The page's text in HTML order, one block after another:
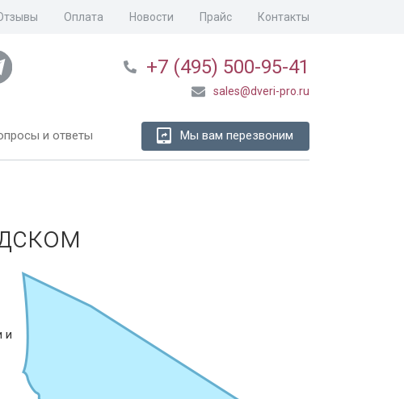
Оплата Новости Прайс Контакты
+7 (495) 500-95-41
sales@dveri-pro.ru
и ответы Мы вам перезвоним
и